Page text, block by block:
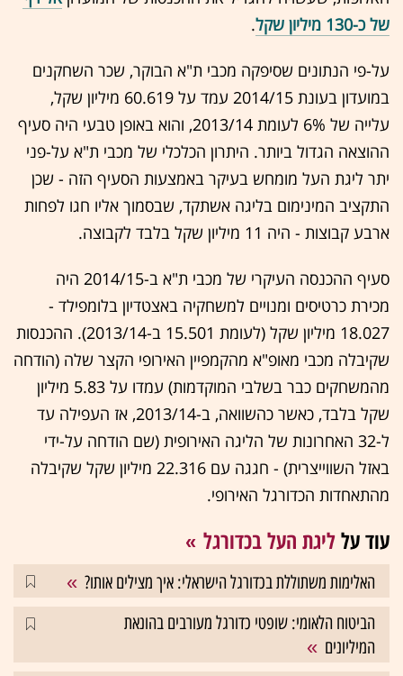
של כ-130 מיליון שקל
.
על-פי הנתונים שסיפקה מכבי ת"א הבוקר, שכר השחקנים
במועדון בעונת 2014/15 עמד על 60.619 מיליון שקל,
עלייה של 6% לעומת 2013/14, והוא באופן טבעי היה סעיף
ההוצאה הגדול ביותר. היתרון הכלכלי של מכבי ת"א על-פני
יתר ליגת העל מומחש בעיקר באמצעות הסעיף הזה - שכן
התקציב המינימום בליגה אשתקד, שבסמוך אליו חגו לפחות
ארבע קבוצות - היה 11 מיליון שקל בלבד לקבוצה.
סעיף ההכנסה העיקרי של מכבי ת"א ב-2014/15 היה
מכירת כרטיסים ומנויים למשחקיה באצטדיון בלומפילד -
18.027 מיליון שקל (לעומת 15.501 ב-2013/14). ההכנסות
שקיבלה מכבי מאופ"א מהקמפיין האירופי הקצר שלה (הודחה
מהמשחקים כבר בשלבי המוקדמות) עמדו על 5.83 מיליון
שקל בלבד, כאשר כהשוואה, ב-2013/14, אז העפילה עד
ל-32 האחרונות של הליגה האירופית (שם הודחה על-ידי
באזל השווייצרית) - חגגה עם 22.316 מיליון שקל שקיבלה
מהתאחדות הכדורגל האירופי.
עוד עלליגת העל בכדורגל
האלימות משתוללת בכדורגל הישראלי: איך מצילים אותו?
הביטוח הלאומי: שופטי כדורגל מעורבים בהונאת
המיליונים